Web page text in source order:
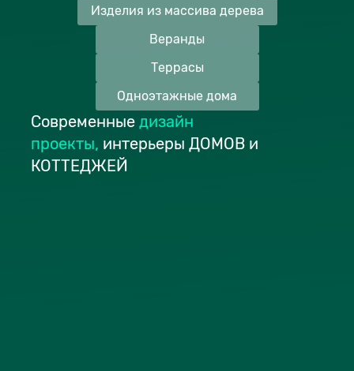
Изделия из массива дерева
Веранды
Террасы
Одноэтажные дома
Современные дизайн
проекты, интерьеры ДОМОВ и
КОТТЕДЖЕЙ